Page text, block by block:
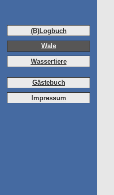
(B)Logbuch
Wale
Wassertiere
Gästebuch
Impressum